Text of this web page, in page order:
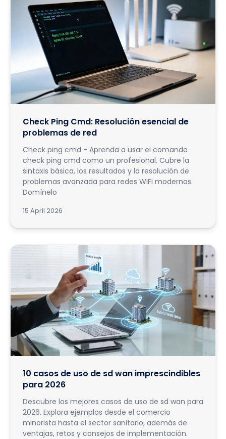
Check Ping Cmd: Resolución esencial de
problemas de red
Check ping cmd - Aprenda a usar el comando
check ping cmd como un profesional. Cubre la
sintaxis básica, los resultados y la resolución de
problemas avanzada para redes WiFi modernas.
Domínelo
15 April 2026
10 casos de uso de sd wan imprescindibles
para 2026
Descubre los mejores casos de uso de sd wan para
2026. Explora ejemplos desde el comercio
minorista hasta el sector sanitario, además de
ventajas, retos y consejos de implementación.